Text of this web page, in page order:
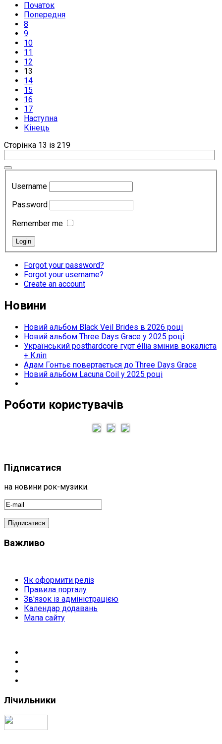
Початок
Попередня
8
9
10
11
12
13
14
15
16
17
Наступна
Кінець
Сторінка 13 із 219
Username
Password
Remember me
Forgot your password?
Forgot your username?
Create an account
Новини
Новий альбом Black Veil Brides в 2026 році
Новий альбом Three Days Grace у 2025 році
Український posthardcore гурт éllia змінив вокаліста
+ Кліп
Адам Гонтьє повертається до Three Days Grace
Новий альбом Lacuna Coil у 2025 році
Роботи користувачів
Підписатися
на новини рок-музики.
Важливо
Як оформити реліз
Правила порталу
Зв'язок із адміністрацією
Календар додавань
Мапа сайту
Лічильники